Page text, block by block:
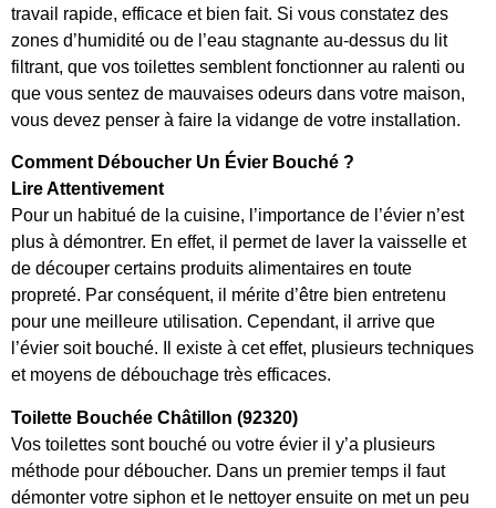
travail rapide, efficace et bien fait. Si vous constatez des
zones d’humidité ou de l’eau stagnante au-dessus du lit
filtrant, que vos toilettes semblent fonctionner au ralenti ou
que vous sentez de mauvaises odeurs dans votre maison,
vous devez penser à faire la vidange de votre installation.
Comment Déboucher Un Évier Bouché ?
Lire Attentivement
Pour un habitué de la cuisine, l’importance de l’évier n’est
plus à démontrer. En effet, il permet de laver la vaisselle et
de découper certains produits alimentaires en toute
propreté. Par conséquent, il mérite d’être bien entretenu
pour une meilleure utilisation. Cependant, il arrive que
l’évier soit bouché. Il existe à cet effet, plusieurs techniques
et moyens de débouchage très efficaces.
Toilette Bouchée Châtillon (92320)
Vos toilettes sont bouché ou votre évier il y’a plusieurs
méthode pour déboucher. Dans un premier temps il faut
démonter votre siphon et le nettoyer ensuite on met un peu